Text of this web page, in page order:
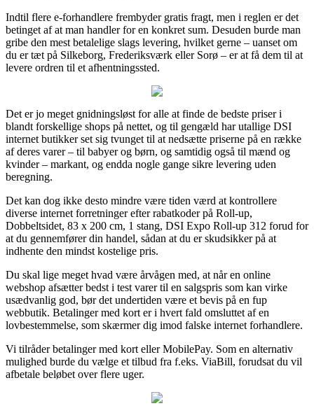
Indtil flere e-forhandlere frembyder gratis fragt, men i reglen er det
betinget af at man handler for en konkret sum. Desuden burde man
gribe den mest betalelige slags levering, hvilket gerne – uanset om
du er tæt på Silkeborg, Frederiksværk eller Sorø – er at få dem til at
levere ordren til et afhentningssted.
Det er jo meget gnidningsløst for alle at finde de bedste priser i
blandt forskellige shops på nettet, og til gengæld har utallige DSI
internet butikker set sig tvunget til at nedsætte priserne på en række
af deres varer – til babyer og børn, og samtidig også til mænd og
kvinder – markant, og endda nogle gange sikre levering uden
beregning.
Det kan dog ikke desto mindre være tiden værd at kontrollere
diverse internet forretninger efter rabatkoder på Roll-up,
Dobbeltsidet, 83 x 200 cm, 1 stang, DSI Expo Roll-up 312 forud for
at du gennemfører din handel, sådan at du er skudsikker på at
indhente den mindst kostelige pris.
Du skal lige meget hvad være årvågen med, at når en online
webshop afsætter bedst i test varer til en salgspris som kan virke
usædvanlig god, bør det undertiden være et bevis på en fup
webbutik. Betalinger med kort er i hvert fald omsluttet af en
lovbestemmelse, som skærmer dig imod falske internet forhandlere.
Vi tilråder betalinger med kort eller MobilePay. Som en alternativ
mulighed burde du vælge et tilbud fra f.eks. ViaBill, forudsat du vil
afbetale beløbet over flere uger.